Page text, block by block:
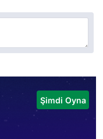
Şimdi Oyna